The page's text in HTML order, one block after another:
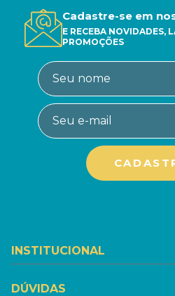
Cadastre-se em
E RECEBA NOVIDADES,
PROMOÇÕES
INSTITUCIONAL
DÚVIDAS